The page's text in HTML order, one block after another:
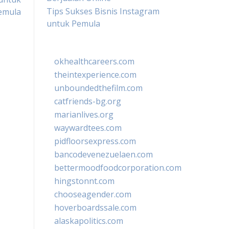
Tips Sukses Bisnis Instagram
untuk Pemula
okhealthcareers.com
theintexperience.com
unboundedthefilm.com
catfriends-bg.org
marianlives.org
waywardtees.com
pidfloorsexpress.com
bancodevenezuelaen.com
bettermoodfoodcorporation.com
hingstonnt.com
chooseagender.com
hoverboardssale.com
alaskapolitics.com